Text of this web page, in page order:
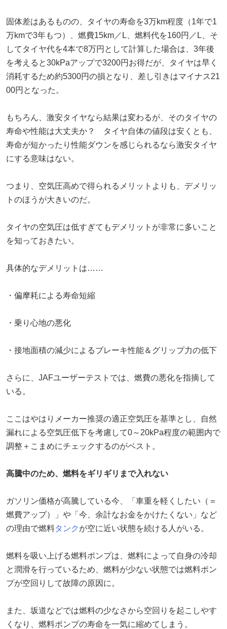
固体差はあるものの、タイヤの寿命を3万km程度（1年で1
万kmで3年もつ）、燃費15km／L、燃料代を160円／L、そ
してタイヤ代を4本で8万円として計算した場合は、3年後
を考えると30kPaアップで3200円お得だが、タイヤは早く
消耗するため約5300円の損となり、差し引きはマイナス21
00円となった。
もちろん、激安タイヤなら結果は変わるが、そのタイヤの
寿命や性能は大丈夫か？ タイヤ自体の値段は安くとも、
寿命が短かったり性能ダウンを感じられるなら激安タイヤ
にする意味はない。
つまり、空気圧高めで得られるメリットよりも、デメリッ
トのほうが大きいのだ。
タイヤの空気圧は低すぎてもデメリットが非常に多いこと
を知っておきたい。
具体的なデメリットは……
・偏摩耗による寿命短縮
・乗り心地の悪化
・接地面積の減少によるブレーキ性能＆グリップ力の低下
さらに、JAFユーザーテストでは、燃費の悪化を指摘して
いる。
ここはやはりメーカー推奨の適正空気圧を基準とし、自然
漏れによる空気圧低下を考慮して0～20kPa程度の範囲内で
調整＋こまめにチェックするのがベスト。
高騰中のため、燃料をギリギリまで入れない
ガソリン価格が高騰している今、「車重を軽くしたい（＝
燃費アップ）」や「今、余計なお金をかけたくない」など
の理由で燃料タンク が空に近い状態を続ける人がいる。
燃料を吸い上げる燃料ポンプは、燃料によって自身の冷却
と潤滑を行っているため、燃料が少ない状態では燃料ポン
プが空回りして故障の原因に。
また、坂道などでは燃料の少なさから空回りを起こしやす
くなり、燃料ポンプの寿命を一気に縮めてしまう。